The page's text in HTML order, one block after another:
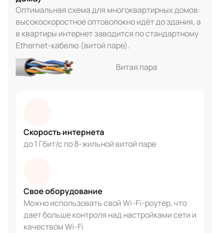
Оптимальная схема для многоквартирных домов:
высокоскоростное оптоволокно идёт до здания, а
в квартиры интернет заводится по стандартному
Ethernet-кабелю (витой паре).
Витая пара
Скорость интернета
до 1 Гбит/с по 8-жильной витой паре
Свое оборудование
Можно использовать свой Wi-Fi-роутер, что
дает больше контроля над настройками сети и
качеством Wi-Fi